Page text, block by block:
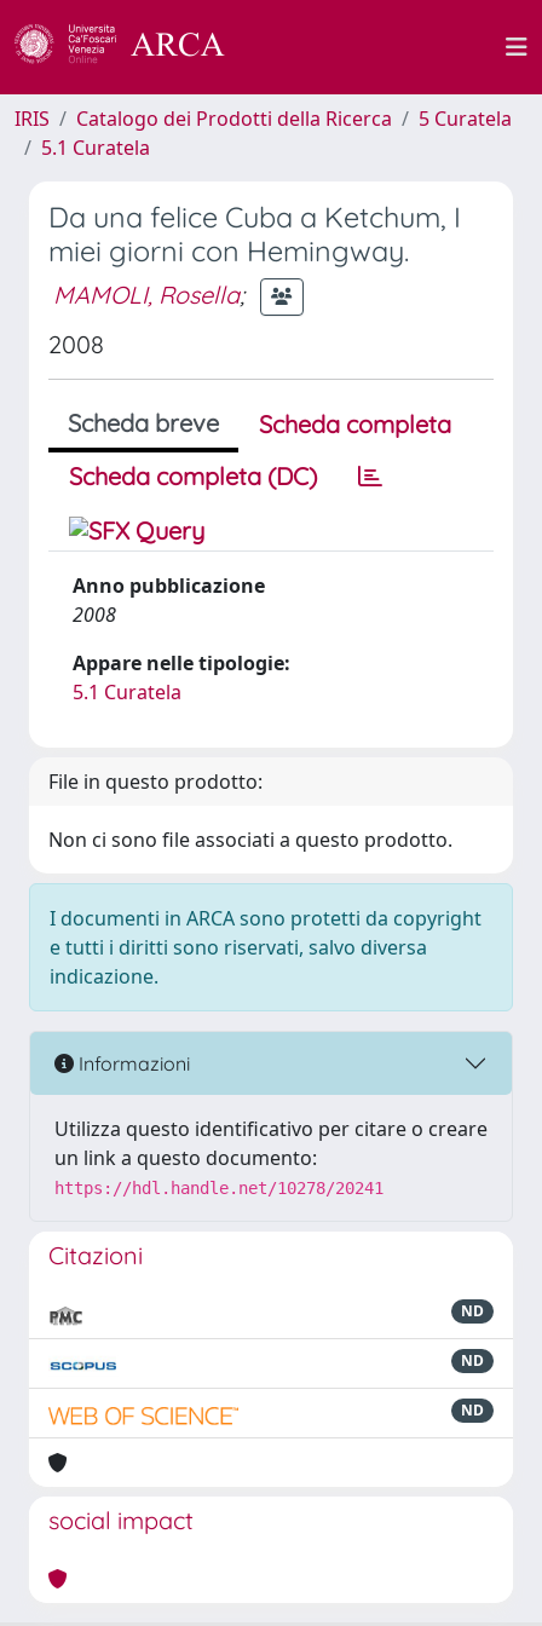
IRIS Catalogo dei Prodotti della Ricerca
5 Curatela
5.1 Curatela
Da una felice Cuba a Ketchum, I
miei giorni con Hemingway.
MAMOLI, Rosella;
2008
Scheda breve
Scheda completa
Scheda completa (DC)
Anno pubblicazione
2008
Appare nelle tipologie:
5.1 Curatela
File in questo prodotto:
Non ci sono file associati a questo prodotto.
I documenti in ARCA sono protetti da copyright
e tutti i diritti sono riservati, salvo diversa
indicazione.
Informazioni
Utilizza questo identificativo per citare o creare
un link a questo documento:
https://hdl.handle.net/10278/20241
Citazioni
ND
ND
ND
social impact